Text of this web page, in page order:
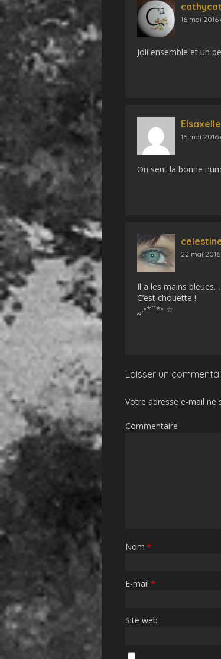
cathycat
16 mai 2016
Joli ensemble et un
Elsaxelle
16 mai 2016
On sent la bonne
22 mai 2016
Il a les mains bleues…
C’est chouette !
¸¸.•*¨*• ☆
Laisser un
Votre adresse e-mail ne
Commentaire
Nom *
E-mail *
Site web